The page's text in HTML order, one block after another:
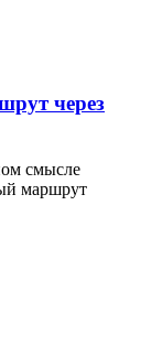
через
смысле
маршрут